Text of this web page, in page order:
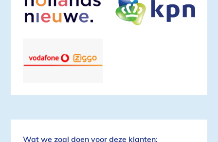
Wat we zoal doen voor deze klanten: